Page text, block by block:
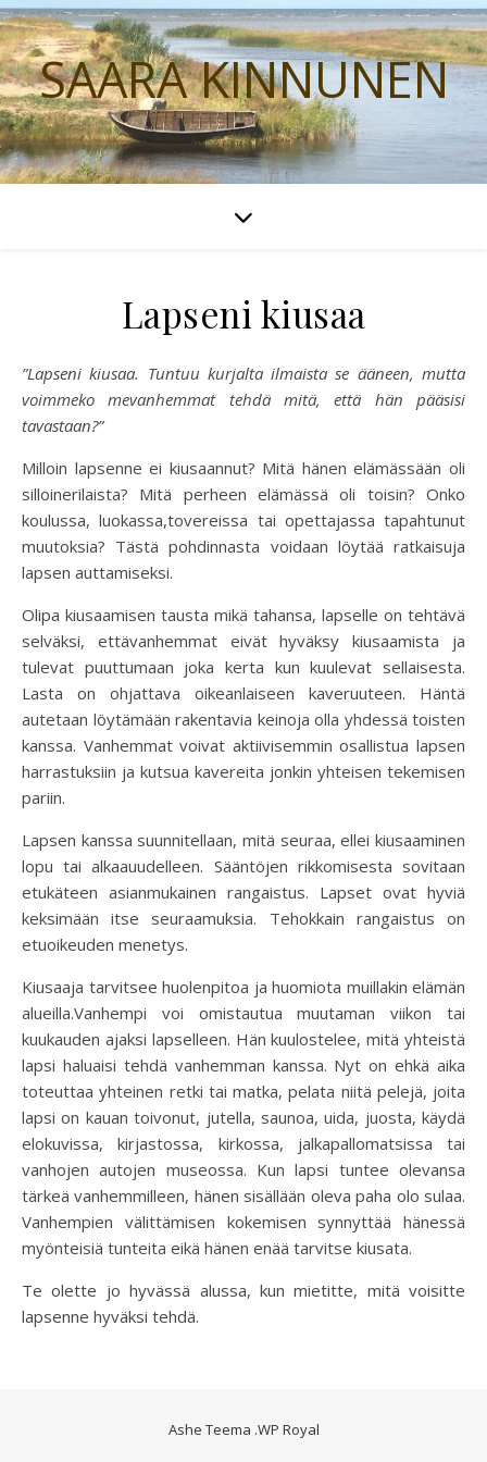
SAARA KINNUNEN
Lapseni kiusaa
”Lapseni kiusaa. Tuntuu kurjalta ilmaista se ääneen, mutta
voimmeko mevanhemmat tehdä mitä, että hän pääsisi
tavastaan?”
Milloin lapsenne ei kiusaannut? Mitä hänen elämässään oli
silloinerilaista? Mitä perheen elämässä oli toisin? Onko
koulussa, luokassa,tovereissa tai opettajassa tapahtunut
muutoksia? Tästä pohdinnasta voidaan löytää ratkaisuja
lapsen auttamiseksi.
Olipa kiusaamisen tausta mikä tahansa, lapselle on tehtävä
selväksi, ettävanhemmat eivät hyväksy kiusaamista ja
tulevat puuttumaan joka kerta kun kuulevat sellaisesta.
Lasta on ohjattava oikeanlaiseen kaveruuteen. Häntä
autetaan löytämään rakentavia keinoja olla yhdessä toisten
kanssa. Vanhemmat voivat aktiivisemmin osallistua lapsen
harrastuksiin ja kutsua kavereita jonkin yhteisen tekemisen
pariin.
Lapsen kanssa suunnitellaan, mitä seuraa, ellei kiusaaminen
lopu tai alkaauudelleen. Sääntöjen rikkomisesta sovitaan
etukäteen asianmukainen rangaistus. Lapset ovat hyviä
keksimään itse seuraamuksia. Tehokkain rangaistus on
etuoikeuden menetys.
Kiusaaja tarvitsee huolenpitoa ja huomiota muillakin elämän
alueilla.Vanhempi voi omistautua muutaman viikon tai
kuukauden ajaksi lapselleen. Hän kuulostelee, mitä yhteistä
lapsi haluaisi tehdä vanhemman kanssa. Nyt on ehkä aika
toteuttaa yhteinen retki tai matka, pelata niitä pelejä, joita
lapsi on kauan toivonut, jutella, saunoa, uida, juosta, käydä
elokuvissa, kirjastossa, kirkossa, jalkapallomatsissa tai
vanhojen autojen museossa. Kun lapsi tuntee olevansa
tärkeä vanhemmilleen, hänen sisällään oleva paha olo sulaa.
Vanhempien välittämisen kokemisen synnyttää hänessä
myönteisiä tunteita eikä hänen enää tarvitse kiusata.
Te olette jo hyvässä alussa, kun mietitte, mitä voisitte
lapsenne hyväksi tehdä.
Ashe Teema .WP Royal